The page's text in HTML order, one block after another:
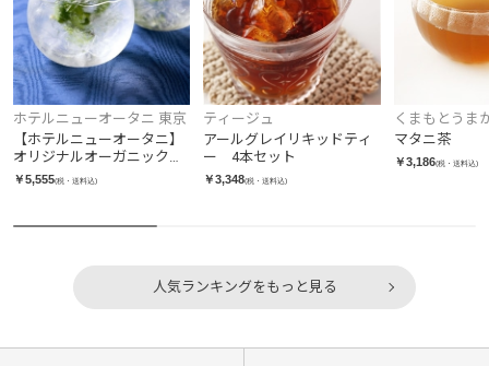
ホテルニューオータニ 東京
【ホテルニューオータニ】
オリジナルオーガニックフ
レッシュハーブティー 24本
￥5,555(税・送料込)
ティージュ
アールグレイリキッドティ
ー 4本セット
￥3,348(税・送料込)
くまもとうま
プ
マタニ茶
￥3,186(税・送料込)
人気ランキングをもっと見る